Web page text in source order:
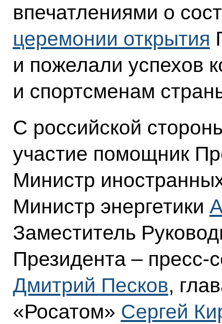
впечатлениями о
церемонии открытия
и пожелали успехов
и спортсменам
С российской
участие помощник
Министр
Министр энергетики
Заместитель
Президента – пресс-
Дмитрий Песков,
«Росатом» Сергей